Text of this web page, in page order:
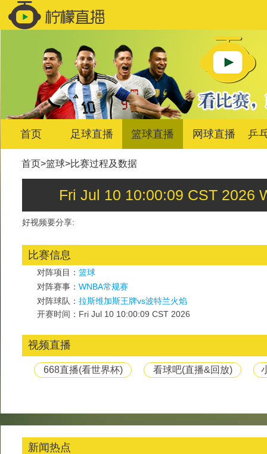
首页 足球直播 篮球直播 网球直播 乒
首页>篮球>比赛过程及数据
Fri Jul 10 10:00:09 CST 2026
好视频要分享:
比赛信息
对阵项目： 篮球
对阵赛事： WNBA常规赛
对阵球队： 拉斯维加斯王牌vs波特兰火焰
开赛时间：Fri Jul 10 10:00:09 CST 2026
视频直播
668直播(看世界杯) 看球吧(直播&回放)
新闻热点